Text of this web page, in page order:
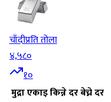
चाँदीप्रति तोला
४,५८०
१०
मुद्राएकाइकिन्ने दरबेच्ने दर